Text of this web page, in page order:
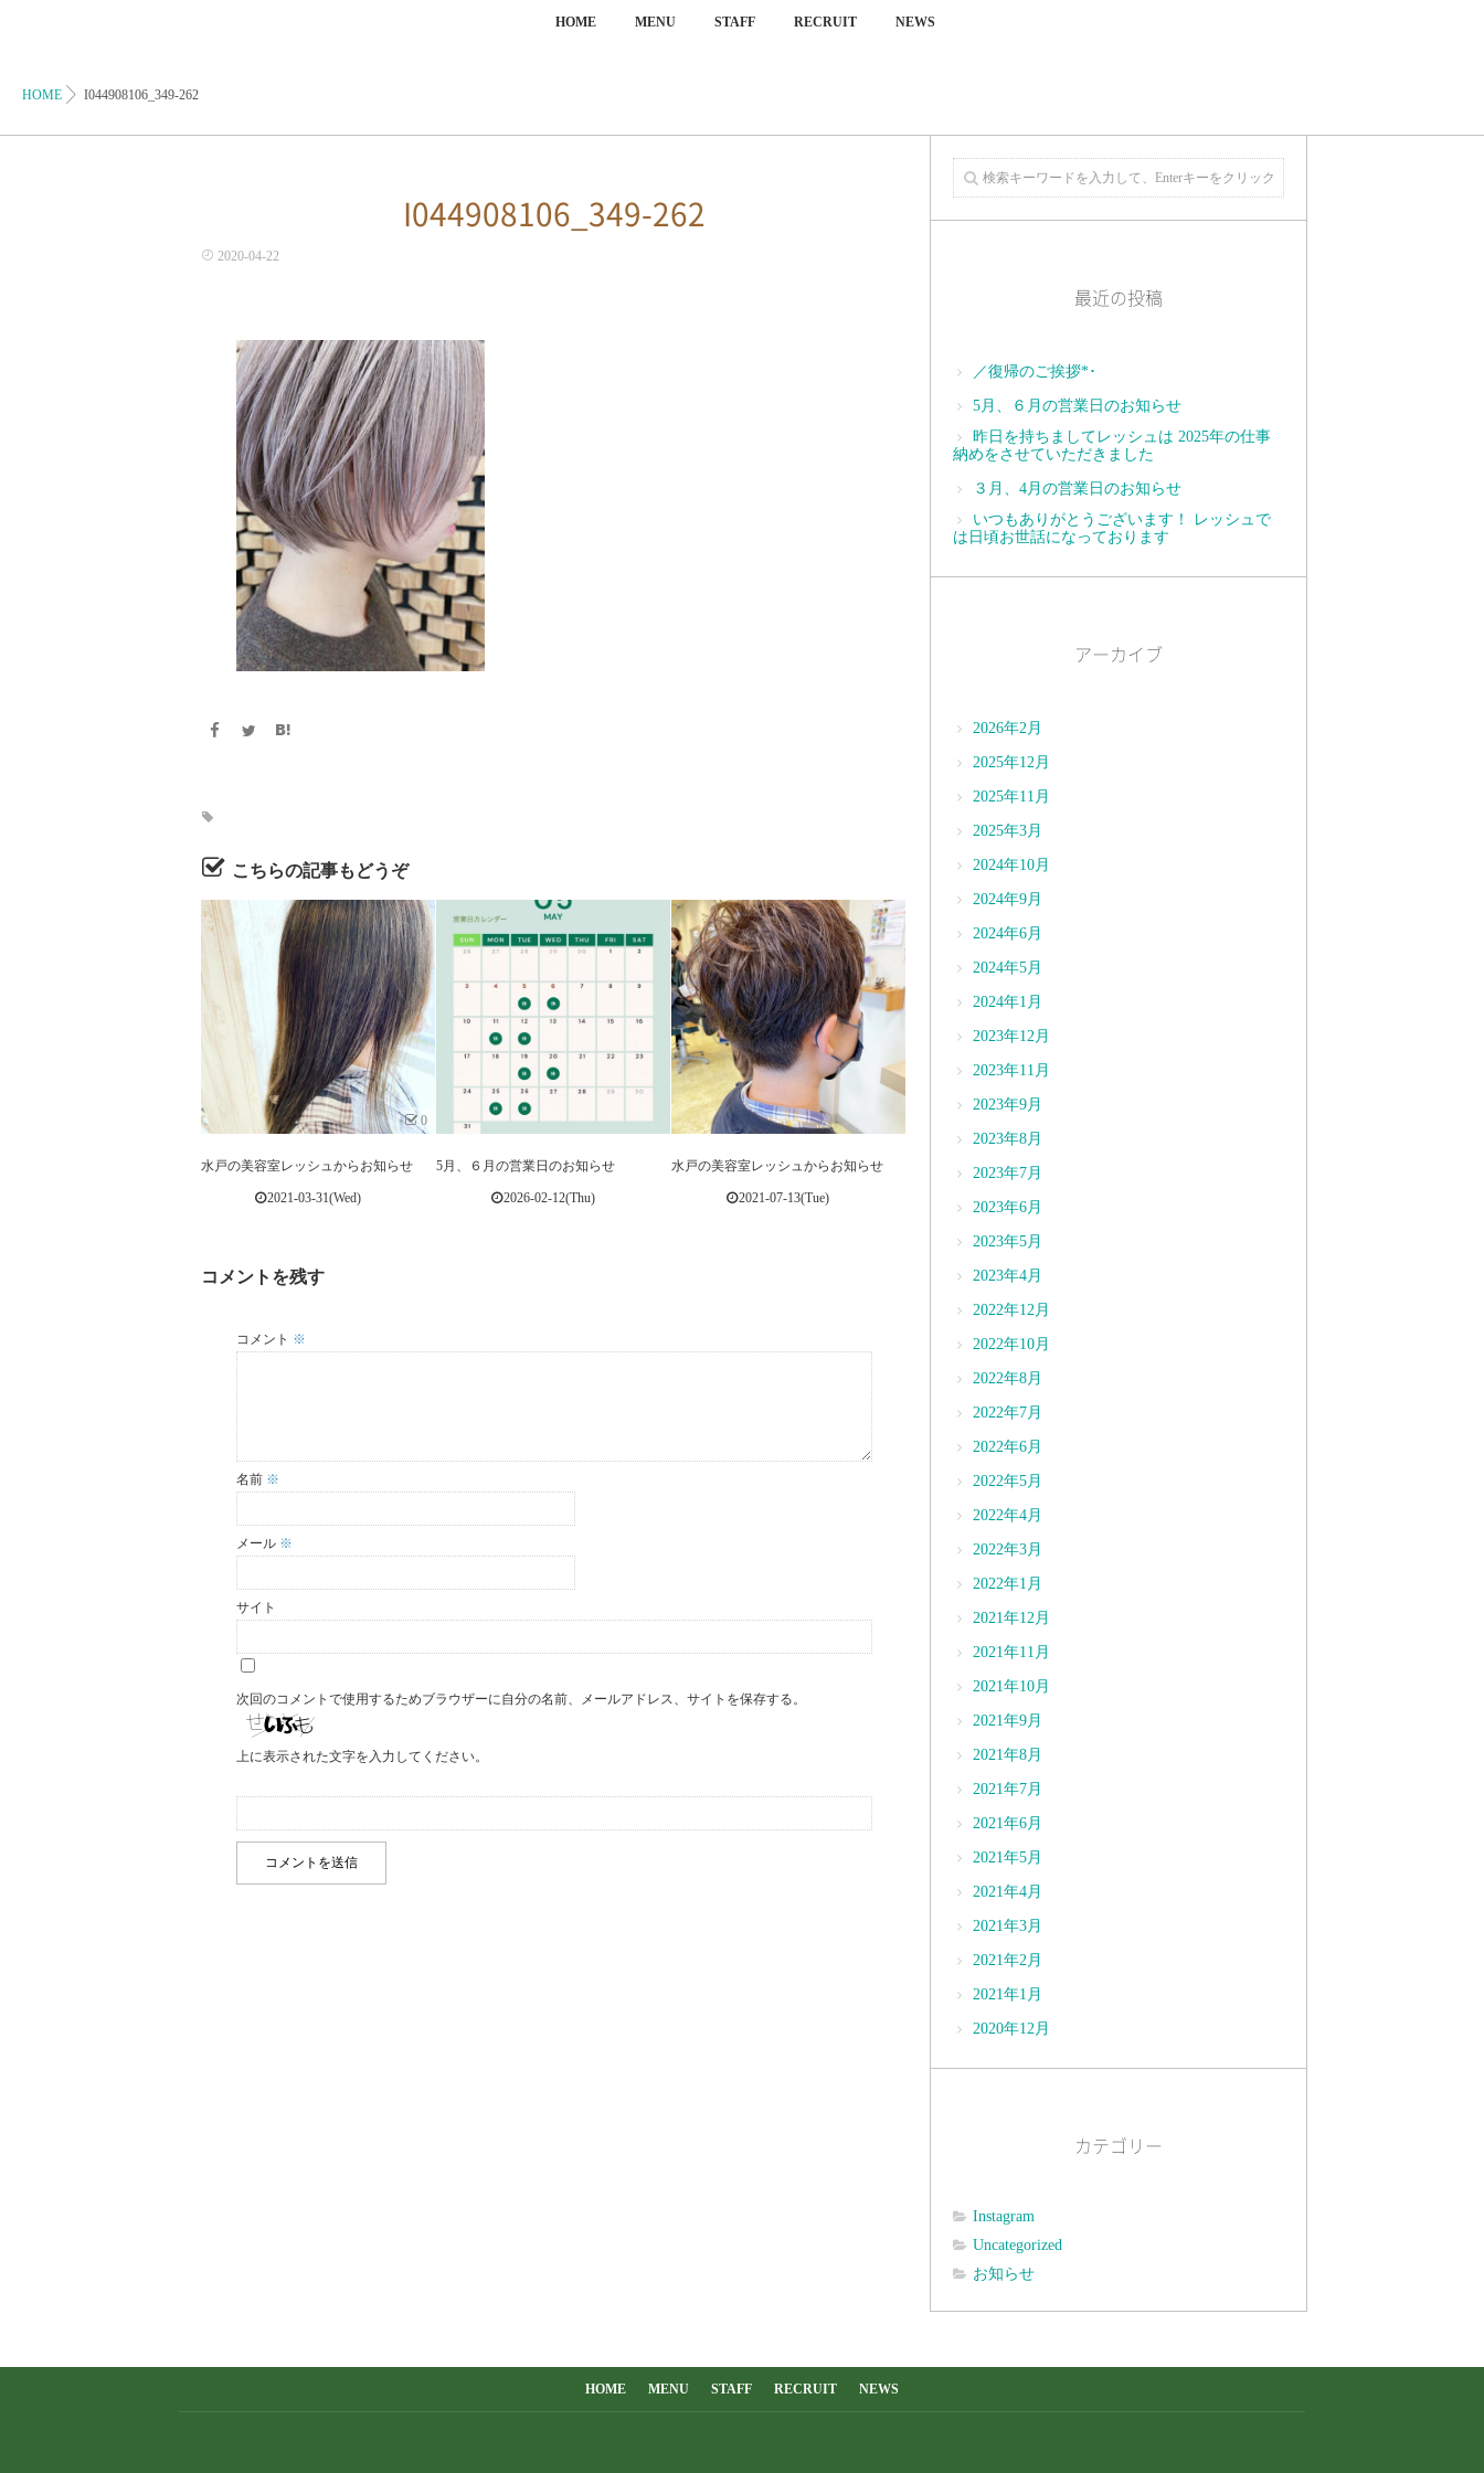
HOME MENU STAFF RECRUIT NEWS
HOME I044908106_349-262
I044908106_349-262
2020-04-22
こちらの記事もどうぞ
0
水戸の美容室レッシュからお知らせ
2021-03-31(Wed)
5月、６月の営業日のお知らせ
2026-02-12(Thu)
水戸の美容室レッシュからお知らせ
2021-07-13(Tue)
コメントを残す
コメント ※
名前 ※
メール ※
サイト
次回のコメントで使用するためブラウザーに自分の名前、メールアドレス、サイトを保存する。
上に表示された文字を入力してください。
最近の投稿
／復帰のご挨拶*･ ⁡
5月、６月の営業日のお知らせ
昨日を持ちましてレッシュは 2025年の仕事
納めをさせていただきました
３月、4月の営業日のお知らせ
いつもありがとうございます！ レッシュで
は日頃お世話になっております
アーカイブ
2026年2月
2025年12月
2025年11月
2025年3月
2024年10月
2024年9月
2024年6月
2024年5月
2024年1月
2023年12月
2023年11月
2023年9月
2023年8月
2023年7月
2023年6月
2023年5月
2023年4月
2022年12月
2022年10月
2022年8月
2022年7月
2022年6月
2022年5月
2022年4月
2022年3月
2022年1月
2021年12月
2021年11月
2021年10月
2021年9月
2021年8月
2021年7月
2021年6月
2021年5月
2021年4月
2021年3月
2021年2月
2021年1月
2020年12月
カテゴリー
Instagram
Uncategorized
お知らせ
HOME MENU STAFF RECRUIT NEWS